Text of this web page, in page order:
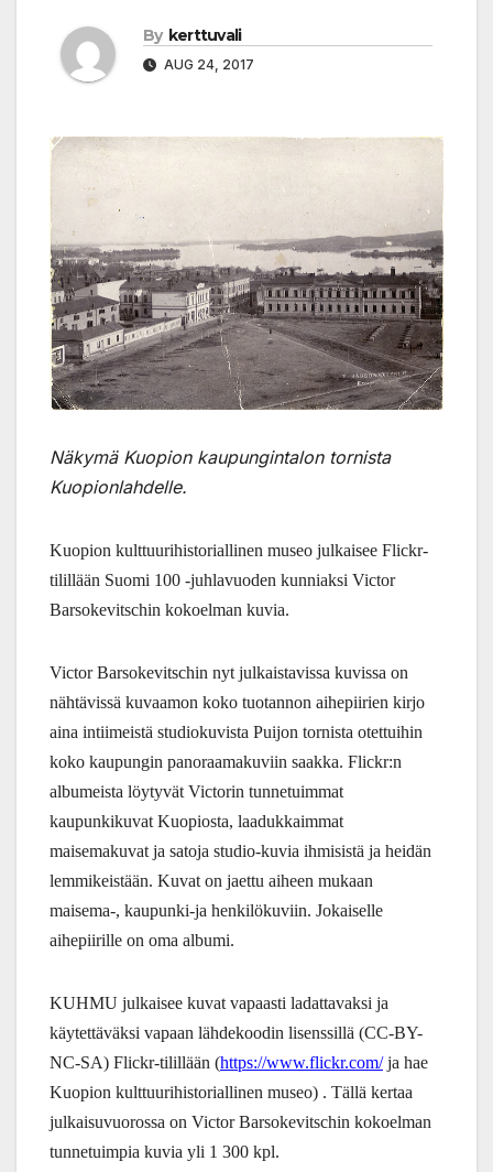
By kerttuvali
AUG 24, 2017
Näkymä Kuopion kaupungintalon tornista
Kuopionlahdelle.
Kuopion kulttuurihistoriallinen museo julkaisee Flickr-
tilillään Suomi 100 -juhlavuoden kunniaksi Victor
Barsokevitschin kokoelman kuvia.
Victor Barsokevitschin nyt julkaistavissa kuvissa on
nähtävissä kuvaamon koko tuotannon aihepiirien kirjo
aina intiimeistä studiokuvista Puijon tornista otettuihin
koko kaupungin panoraamakuviin saakka. Flickr:n
albumeista löytyvät Victorin tunnetuimmat
kaupunkikuvat Kuopiosta, laadukkaimmat
maisemakuvat ja satoja studio-kuvia ihmisistä ja heidän
lemmikeistään. Kuvat on jaettu aiheen mukaan
maisema-, kaupunki-ja henkilökuviin. Jokaiselle
aihepiirille on oma albumi.
KUHMU julkaisee kuvat vapaasti ladattavaksi ja
käytettäväksi vapaan lähdekoodin lisenssillä (CC-BY-
NC-SA) Flickr-tilillään (https://www.flickr.com/ja hae
Kuopion kulttuurihistoriallinen museo) . Tällä kertaa
julkaisuvuorossa on Victor Barsokevitschin kokoelman
tunnetuimpia kuvia yli 1 300 kpl.